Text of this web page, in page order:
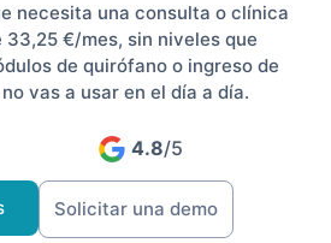
necesita una consulta o clínica
33,25 €/mes, sin niveles que
de quirófano o ingreso de
vas a usar en el día a día.
4.8/5
Solicitar una demo